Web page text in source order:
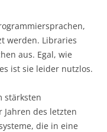
werden. Libraries
aus. Egal, wie
ist sie leider nutzlos.
stärksten
Jahren des letzten
die in eine